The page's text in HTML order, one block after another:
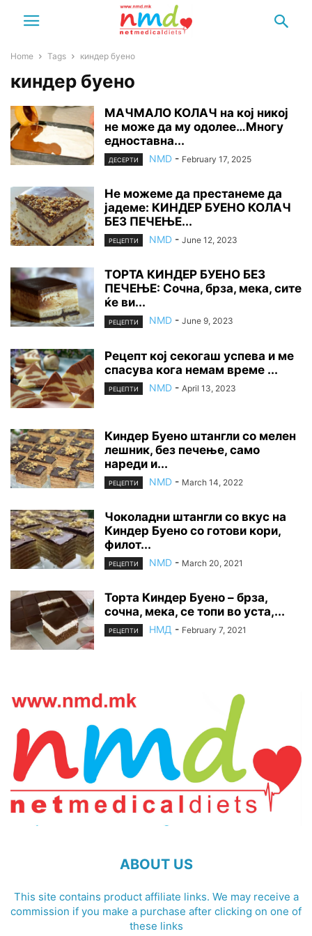
Home Tags киндер буено
киндер буено
МАЧМАЛО КОЛАЧ на кој никој
не може да му одолее…Многу
едноставна...
ДЕСЕРТИ NMD - February 17, 2025
Не можеме да престанеме да
јадеме: КИНДЕР БУЕНО КОЛАЧ
БЕЗ ПЕЧЕЊЕ...
РЕЦЕПТИ NMD - June 12, 2023
TОРТА КИНДЕР БУЕНО БЕЗ
ПЕЧЕЊЕ: Сочна, брза, мека, сите
ќе ви...
РЕЦЕПТИ NMD - June 9, 2023
Рецепт кој секогаш успева и ме
спасува кога немам време ...
РЕЦЕПТИ NMD - April 13, 2023
Киндер Буено штангли со мелен
лешник, без печење, само
нареди и...
РЕЦЕПТИ NMD - March 14, 2022
Чоколадни штангли со вкус на
Киндер Буено со готови кори,
филот...
РЕЦЕПТИ NMD - March 20, 2021
Торта Киндер Буено – брза,
сочна, мека, се топи во уста,...
РЕЦЕПТИ НМД - February 7, 2021
ABOUT US
This site contains product affiliate links. We may receive a
commission if you make a purchase after clicking on one of
these links